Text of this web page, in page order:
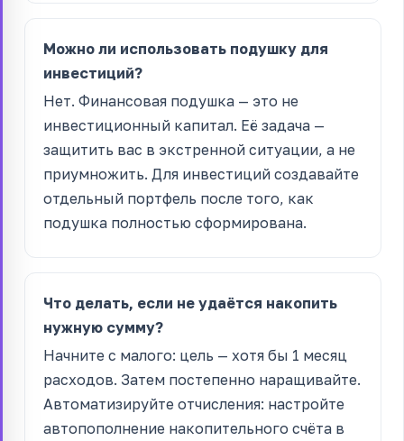
Можно ли использовать подушку для
инвестиций?
Нет. Финансовая подушка — это не
инвестиционный капитал. Её задача —
защитить вас в экстренной ситуации, а не
приумножить. Для инвестиций создавайте
отдельный портфель после того, как
подушка полностью сформирована.
Что делать, если не удаётся накопить
нужную сумму?
Начните с малого: цель — хотя бы 1 месяц
расходов. Затем постепенно наращивайте.
Автоматизируйте отчисления: настройте
автопополнение накопительного счёта в